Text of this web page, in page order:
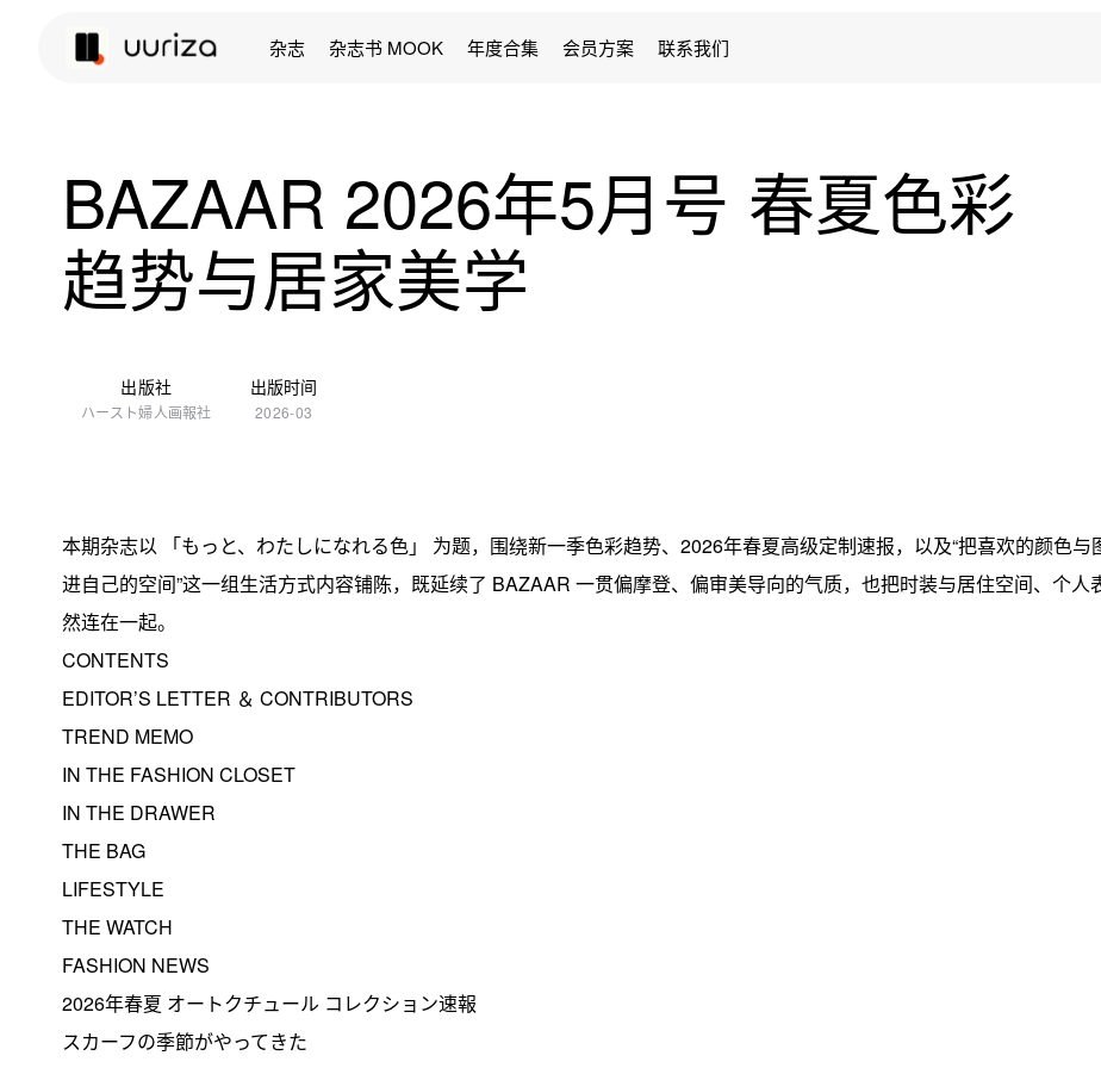
杂志 杂志书 MOOK 年度合集 会员方案 联系我们
BAZAAR 2026年5月号 春夏色彩
趋势与居家美学
出版社
ハースト婦人画報社
出版时间
2026-03
本期杂志以 「もっと、わたしになれる色」 为题，围绕新一季色彩趋势、2026年春夏高级定制速报，以及“把喜欢的颜色与
进自己的空间”这一组生活方式内容铺陈，既延续了 BAZAAR 一贯偏摩登、偏审美导向的气质，也把时装与居住空间、个人
然连在一起。
CONTENTS
EDITOR’S LETTER ＆ CONTRIBUTORS
TREND MEMO
IN THE FASHION CLOSET
IN THE DRAWER
THE BAG
LIFESTYLE
THE WATCH
FASHION NEWS
2026年春夏 オートクチュール コレクション速報
スカーフの季節がやってきた